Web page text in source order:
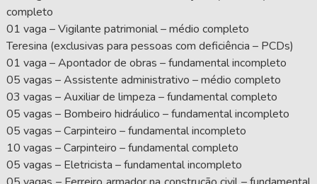
completo
01 vaga – Vigilante patrimonial – médio completo
Teresina (exclusivas para pessoas com deficiência – PCDs)
01 vaga – Apontador de obras – fundamental incompleto
05 vagas – Assistente administrativo – médio completo
03 vagas – Auxiliar de limpeza – fundamental completo
05 vagas – Bombeiro hidráulico – fundamental incompleto
05 vagas – Carpinteiro – fundamental incompleto
10 vagas – Carpinteiro – fundamental completo
05 vagas – Eletricista – fundamental incompleto